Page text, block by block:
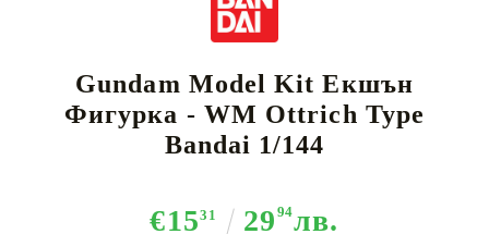
Gundam Model Kit Екшън
Фигурка - WM Ottrich Type
Bandai 1/144
€1531 29 94лв.